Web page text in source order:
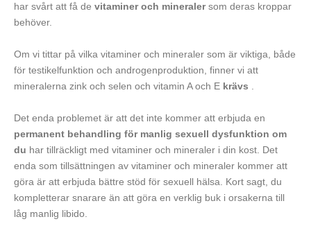
har svårt att få de vitaminer och mineralersom deras kroppar
behöver.
Om vi tittar på vilka vitaminer och mineraler som är viktiga, både
för testikelfunktion och androgenproduktion, finner vi att
mineralerna zink och selen och vitamin A och E krävs .
Det enda problemet är att det inte kommer att erbjuda en
permanent behandling för manlig sexuell dysfunktion om
du har tillräckligt med vitaminer och mineraler i din kost. Det
enda som tillsättningen av vitaminer och mineraler kommer att
göra är att erbjuda bättre stöd för sexuell hälsa. Kort sagt, du
kompletterar snarare än att göra en verklig buk i orsakerna till
låg manlig libido.